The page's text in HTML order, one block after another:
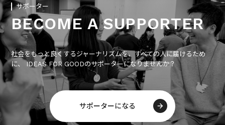
サポーター
BECOME A SUPPORTER
社会をもっと良くするジャーナリズムを、すべての人に届けるため
に、 IDEAS FOR GOODのサポーターになりませんか？
サポーターになる